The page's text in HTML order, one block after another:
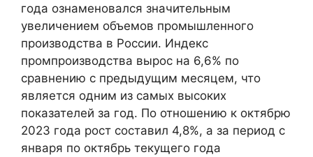
года ознаменовался значительным
увеличением объемов промышленного
производства в России. Индекс
промпроизводства вырос на 6,6% по
сравнению с предыдущим месяцем, что
является одним из самых высоких
показателей за год. По отношению к октябрю
2023 года рост составил 4,8%, а за период с
января по октябрь текущего года